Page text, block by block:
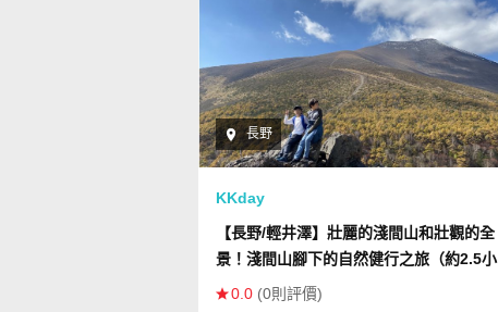
長野
KKday
【長野/輕井澤】壯麗的淺間山和壯觀的全
景！淺間山腳下的自然健行之旅（約2.5小
時）
0.0 (0則評價)